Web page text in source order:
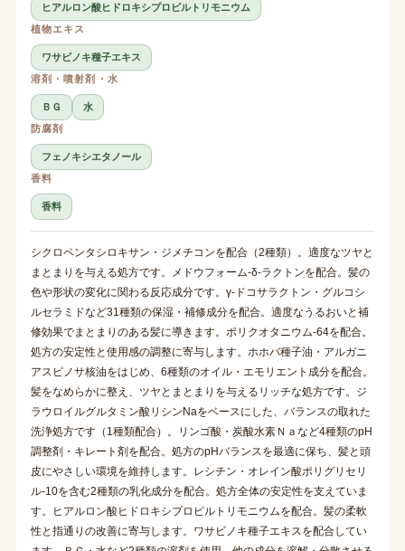
ヒアルロン酸ヒドロキシプロピルトリモニウム
植物エキス
ワサビノキ種子エキス
溶剤・噴射剤・水
ＢＧ
水
防腐剤
フェノキシエタノール
香料
香料
シクロペンタシロキサン・ジメチコンを配合（2種類）。適度なツヤと
まとまりを与える処方です。メドウフォーム-δ-ラクトンを配合。髪の
色や形状の変化に関わる反応成分です。γ-ドコサラクトン・グルコシ
ルセラミドなど31種類の保湿・補修成分を配合。適度なうるおいと補
修効果でまとまりのある髪に導きます。ポリクオタニウム-64を配合。
処方の安定性と使用感の調整に寄与します。ホホバ種子油・アルガニ
アスピノサ核油をはじめ、6種類のオイル・エモリエント成分を配合。
髪をなめらかに整え、ツヤとまとまりを与えるリッチな処方です。ジ
ラウロイルグルタミン酸リシンNaをベースにした、バランスの取れた
洗浄処方です（1種類配合）。リンゴ酸・炭酸水素Ｎａなど4種類のpH
調整剤・キレート剤を配合。処方のpHバランスを最適に保ち、髪と頭
皮にやさしい環境を維持します。レシチン・オレイン酸ポリグリセリ
ル-10を含む2種類の乳化成分を配合。処方全体の安定性を支えていま
す。ヒアルロン酸ヒドロキシプロピルトリモニウムを配合。髪の柔軟
性と指通りの改善に寄与します。ワサビノキ種子エキスを配合してい